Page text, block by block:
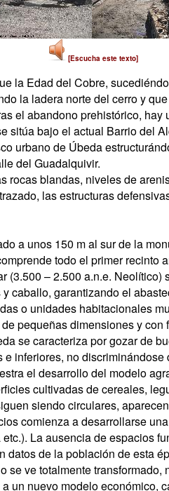
[Escucha este texto]
la Edad del Cobre,
la ladera norte del cerro y
el abandono prehistórico,
sitúa bajo el actual Barrio del
urbano de Úbeda
del Guadalquivir.
rocas blandas, niveles de
las estructuras
a unos 150 m al sur de la
todo el primer recinto
– 2.500 a.n.e.
caballo, garantizando el
o unidades habitacionales
pequeñas dimensiones y
se caracteriza por gozar de
inferiores, no
el desarrollo del modelo
cultivadas de cereales,
siendo circulares,
comienza a desarrollarse
La ausencia de espacios
datos de la población de esta
se ve totalmente
un nuevo modelo